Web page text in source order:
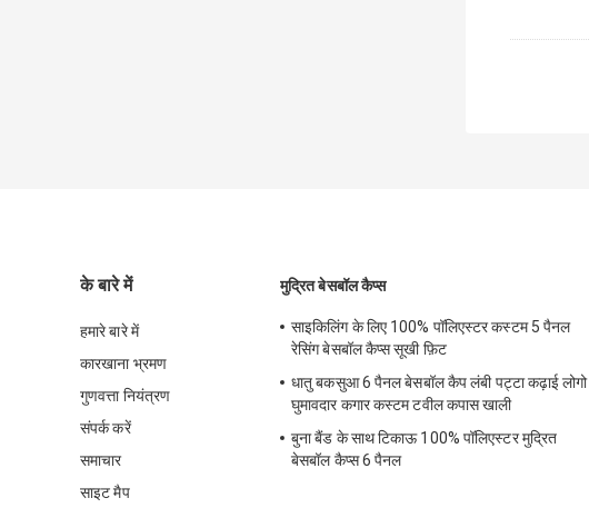
के बारे में
हमारे बारे में
कारखाना भ्रमण
गुणवत्ता नियंत्रण
संपर्क करें
समाचार
साइट मैप
मुद्रित बेसबॉल कैप्स
साइकिलिंग के लिए 100% पॉलिएस्टर कस्टम 5 पैनल
रेसिंग बेसबॉल कैप्स सूखी फ़िट
धातु बकसुआ 6 पैनल बेसबॉल कैप लंबी पट्टा कढ़ाई लोगो
घुमावदार कगार कस्टम टवील कपास खाली
बुना बैंड के साथ टिकाऊ 100% पॉलिएस्टर मुद्रित
बेसबॉल कैप्स 6 पैनल